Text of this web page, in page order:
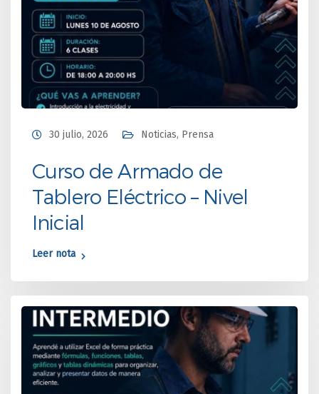
30 julio, 2026 Noticias, Prensa
Curso de Armado de
Tablero Eléctrico – Nivel
Inicial
Leer nota